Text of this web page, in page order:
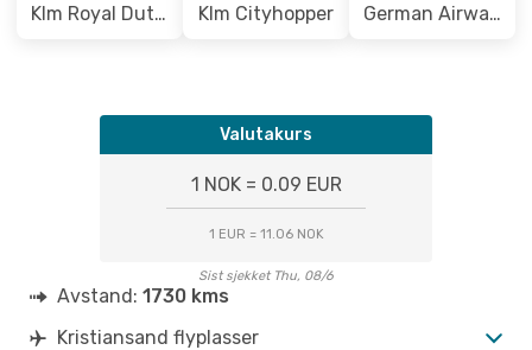
Klm Royal Dutch Airlines Klm Cityhopper German Airways
Valutakurs
1 NOK = 0.09 EUR
1 EUR = 11.06 NOK
Sist sjekket Thu, 08/6
Avstand: 1730 kms
Kristiansand flyplasser